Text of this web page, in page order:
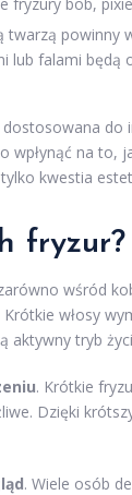
twarzą powinny
lub falami będą
do
wpłynąć na
kwestia
fryzur?
wśród
Krótkie włosy
tryb
. Krótkie
Dzięki
. Wiele osób